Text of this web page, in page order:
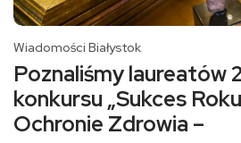
Wiadomości Białystok
Poznaliśmy laureatów
konkursu „Sukces
Ochronie Zdrowia –